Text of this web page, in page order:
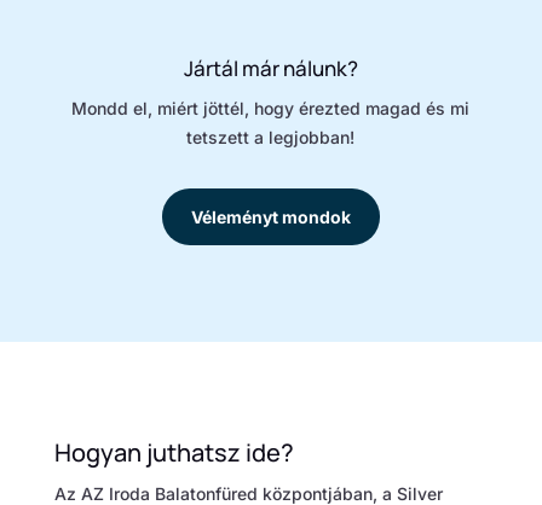
Jártál már nálunk?
Mondd el, miért jöttél, hogy érezted magad és mi
tetszett a legjobban!
Véleményt mondok
Hogyan juthatsz ide?
Az AZ Iroda Balatonfüred központjában, a Silver